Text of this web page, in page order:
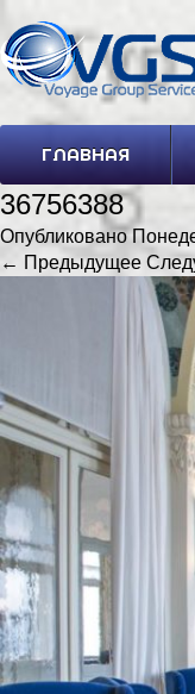
ГЛАВНАЯ
36756388
Опубликовано
← Предыдущее